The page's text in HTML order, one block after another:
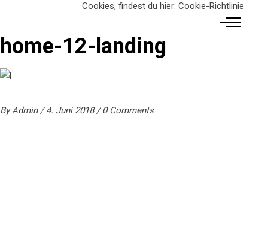
Cookies, findest du hier: Cookie-Richtlinie
home-12-landing
ByAdmin 4. Juni 2018 0 Comments